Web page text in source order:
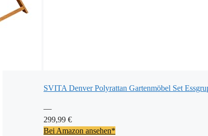
SVITA Denver Polyrattan Gartenmöbel Set
—
299,99 €
Bei Amazon ansehen*